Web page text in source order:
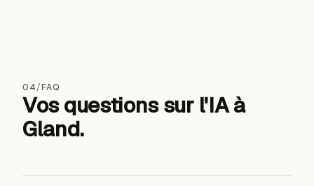
04/FAQ
Vos questions sur l'IAà
Gland.